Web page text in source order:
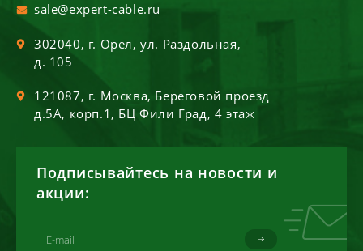
sale@expert-cable.ru
302040, г. Орел,ул. Раздольная,
д. 105
121087, г. Москва, Береговой проезд
д.5А, корп.1, БЦ Фили Град, 4 этаж
Подписывайтесь на новости и
акции: